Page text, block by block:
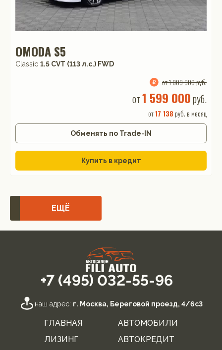
OMODA S5
Classic 1.5 CVT (113 л.с.) FWD
от 1 809 900 руб.
от1 599 000руб.
от17 138 руб. в месяц
Обменять по Trade-IN
Купить в кредит
ЕЩЁ
+7 (495) 032-55-96
наш адрес: г. Москва, Береговой проезд, 4/6с3
ГЛАВНАЯ
АВТОМОБИЛИ
ЛИЗИНГ
АВТОКРЕДИТ